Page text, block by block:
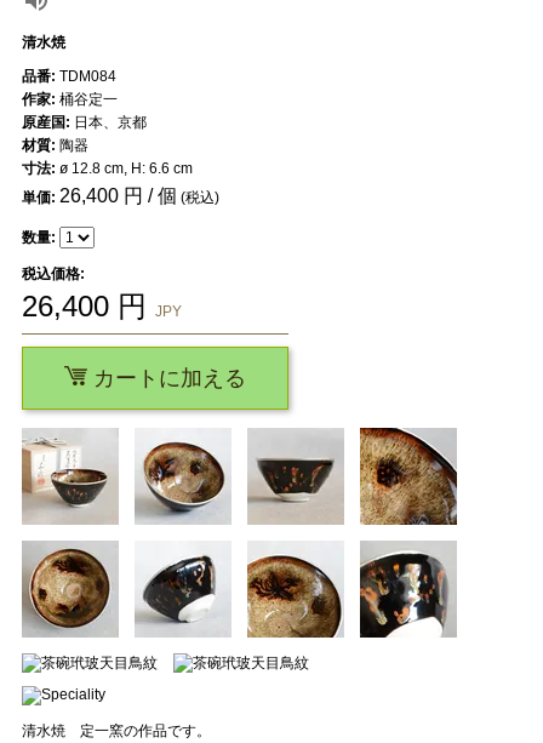
清水焼
清水焼 定一窯の作品です。
品番: TDM084
作家: 桶谷定一
原産国: 日本、京都
材質: 陶器
寸法: ø 12.8 cm, H: 6.6 cm
単価: 26,400円 / 個 (税込)
数量:
税込価格:
26,400円 JPY
カートに加える